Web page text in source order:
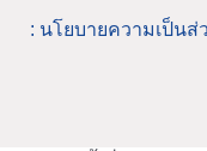
: นโยบายความเป็นส่